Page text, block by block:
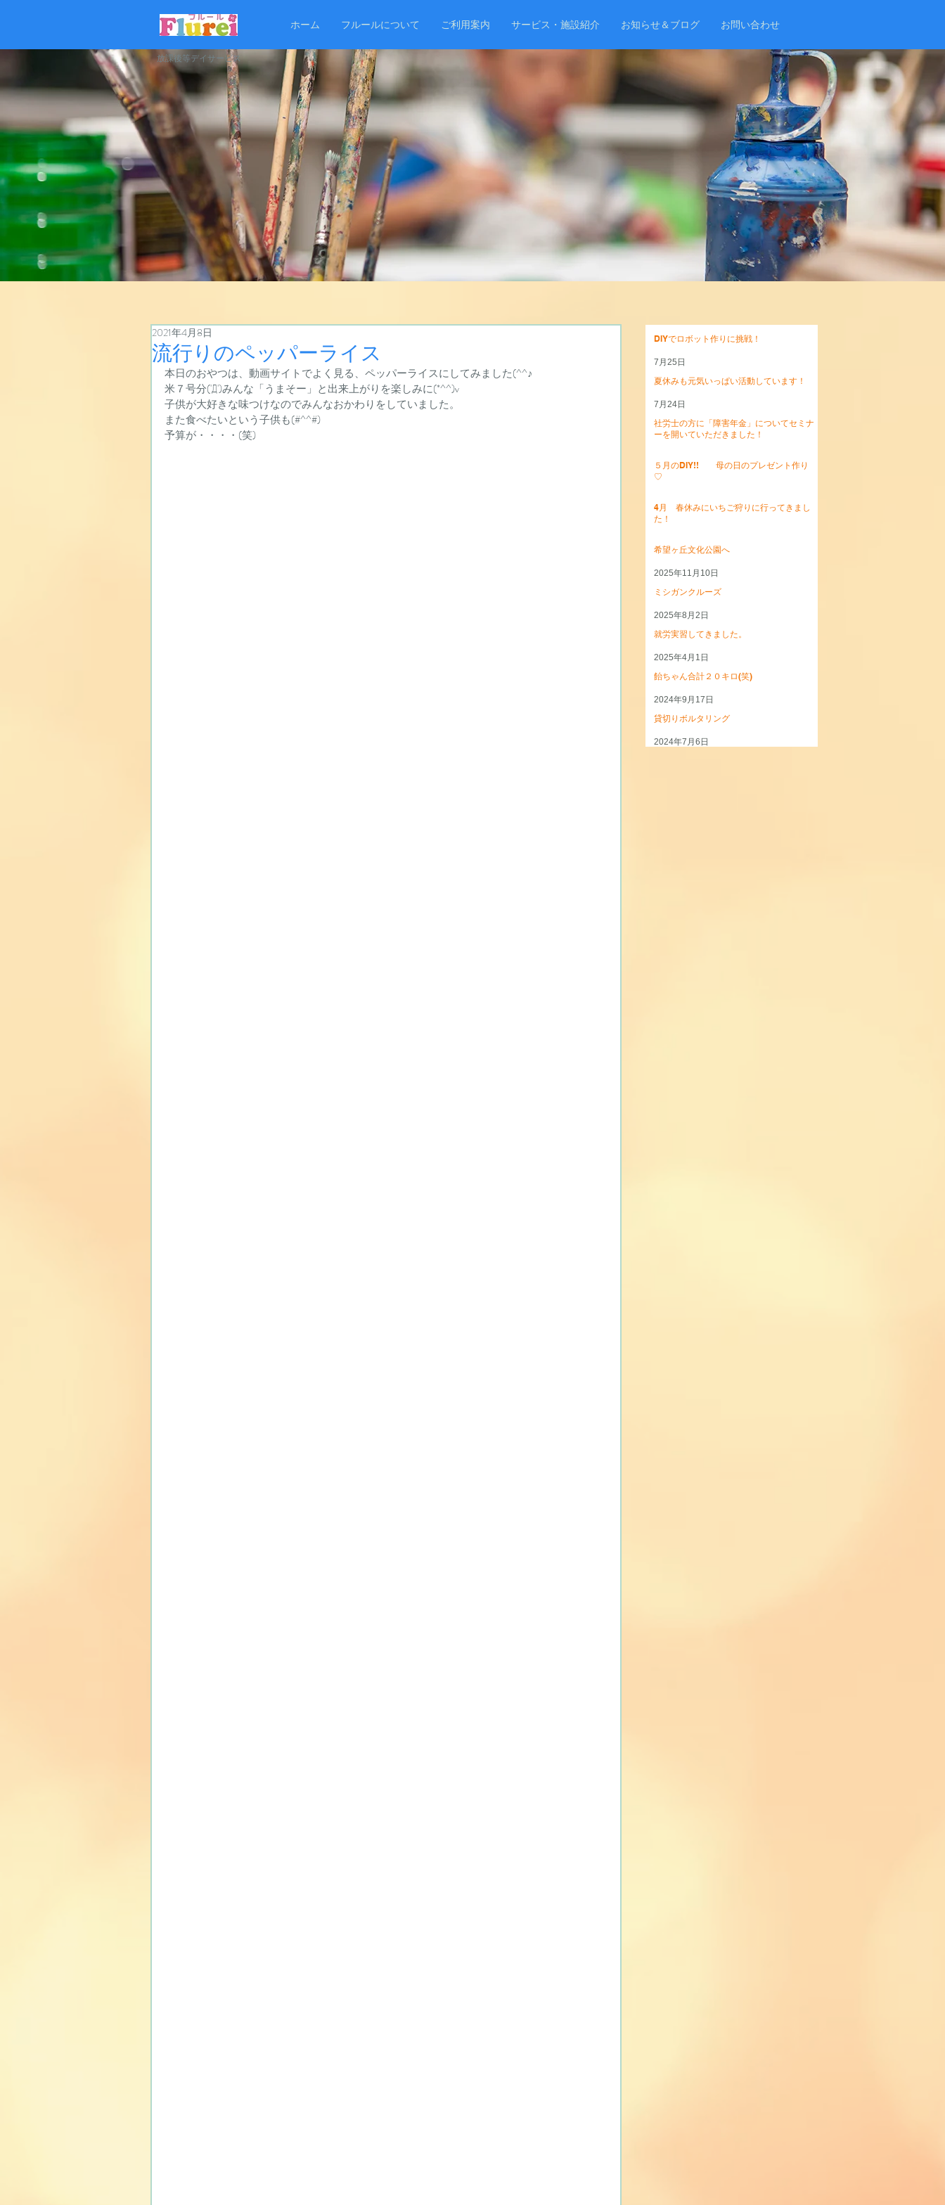
ホーム フルールについて ご利用案内 サービス・施設紹介 お知らせ＆ブログ お問い合わせ
DIYでロボット作りに挑戦！
7月25日
夏休みも元気いっぱい活動しています！
7月24日
社労士の方に「障害年金」についてセミナ
ーを開いていただきました！
５月のDIY!! 母の日のプレゼント作り
♡
4月 春休みにいちご狩りに行ってきまし
た！
希望ヶ丘文化公園へ
2025年11月10日
ミシガンクルーズ
2025年8月2日
就労実習してきました。
2025年4月1日
飴ちゃん合計２０キロ(笑)
2024年9月17日
貸切りボルタリング
2024年7月6日
流行りのペッパーライス
2021年4月8日
本日のおやつは、動画サイトでよく見る、ペッパーライスにしてみました(^^♪
米７号分('Д')みんな「うまそー」と出来上がりを楽しみに(*^^)v
子供が大好きな味つけなのでみんなおかわりをしていました。
また食べたいという子供も(#^^#)
予算が・・・・(笑)
放課後等デイサービス